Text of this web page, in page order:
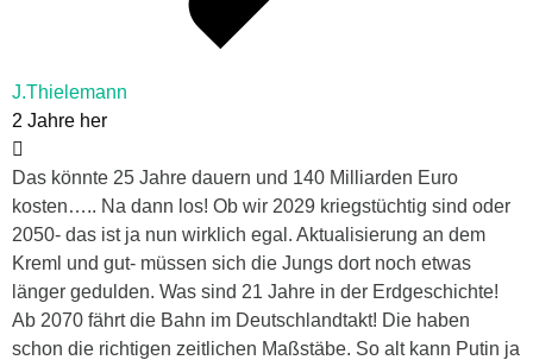
J.Thielemann
2 Jahre her
Das könnte 25 Jahre dauern und 140 Milliarden Euro
kosten….. Na dann los! Ob wir 2029 kriegstüchtig sind oder
2050- das ist ja nun wirklich egal. Aktualisierung an dem
Kreml und gut- müssen sich die Jungs dort noch etwas
länger gedulden. Was sind 21 Jahre in der Erdgeschichte!
Ab 2070 fährt die Bahn im Deutschlandtakt! Die haben
schon die richtigen zeitlichen Maßstäbe. So alt kann Putin ja